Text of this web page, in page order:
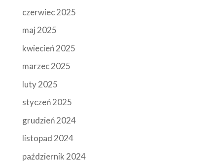
czerwiec 2025
maj 2025
kwiecień 2025
marzec 2025
luty 2025
styczeń 2025
grudzień 2024
listopad 2024
październik 2024